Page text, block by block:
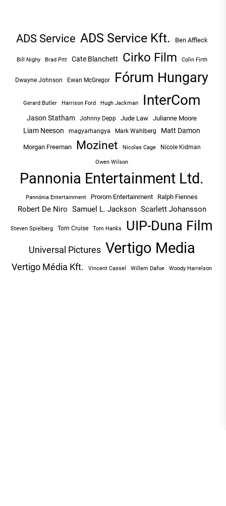
ADS Service ADS Service Kft. Ben Affleck
Bill Nighy Brad Pitt Cate Blanchett Cirko Film Colin Firth
Dwayne Johnson Ewan McGregor Fórum Hungary
Gerard Butler Harrison Ford Hugh Jackman InterCom
Jason Statham Johnny Depp Jude Law Julianne Moore
Liam Neeson magyarhangya Mark Wahlberg Matt Damon
Morgan Freeman Mozinet Nicolas Cage Nicole Kidman
Owen Wilson
Pannonia Entertainment Ltd.
Pannónia Entertainment Prorom Entertainment Ralph Fiennes
Robert De Niro Samuel L. Jackson Scarlett Johansson
Steven Spielberg Tom Cruise Tom Hanks UIP-Duna Film
Universal Pictures Vertigo Media
Vertigo Média Kft. Vincent Cassel Willem Dafoe Woody Harrelson